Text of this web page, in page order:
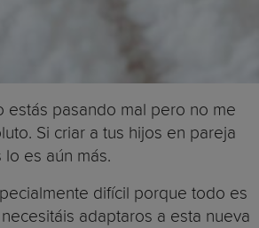
estás pasando mal pero no me
Si criar a tus hijos en pareja
es aún más.
difícil porque todo es
adaptaros a esta nueva